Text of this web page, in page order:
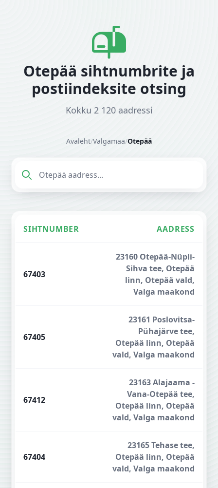
Otepää sihtnumbrite ja
postiindeksite otsing
Kokku 2 120 aadressi
Avaleht/Valgamaa/Otepää
SIHTNUMBER AADRESS
67403
23160 Otepää-Nüpli-
Sihva tee, Otepää
linn, Otepää vald,
Valga maakond
67405
23161 Poslovitsa-
Pühajärve tee,
Otepää linn, Otepää
vald, Valga maakond
67412
23163 Alajaama -
Vana-Otepää tee,
Otepää linn, Otepää
vald, Valga maakond
67404
23165 Tehase tee,
Otepää linn, Otepää
vald, Valga maakond